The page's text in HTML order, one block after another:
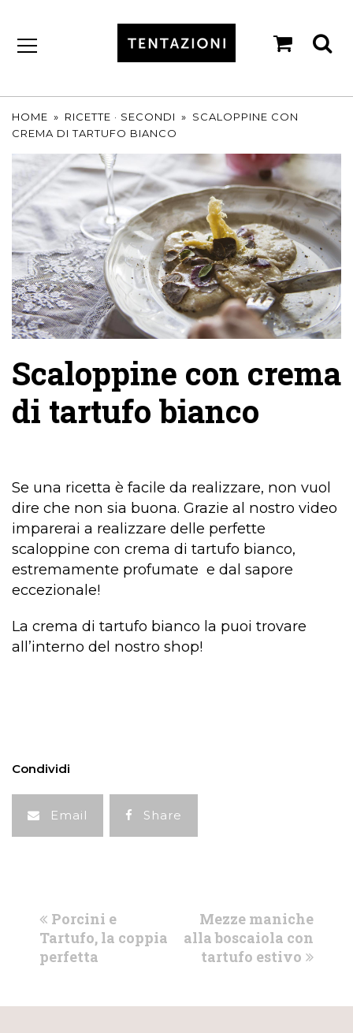
HOME » RICETTE · SECONDI » SCALOPPINE CON
CREMA DI TARTUFO BIANCO
Scaloppine con crema
di tartufo bianco
Se una ricetta è facile da realizzare, non vuol
dire che non sia buona. Grazie al nostro video
imparerai a realizzare delle perfette
scaloppine con crema di tartufo bianco,
estremamente profumate e dal sapore
eccezionale!
La crema di tartufo bianco la puoi trovare
all’interno del nostro shop!
Condividi
Email Share
previous
post:
Porcini e
Tartufo, la coppia
perfetta
next
post:
Mezze maniche
alla boscaiola con
tartufo estivo